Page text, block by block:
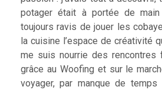
potager était à portée de
toujours ravis de jouer les
la cuisine l’espace de créativité
me suis nourrie des rencontres
grâce au Woofing et sur le
voyager, par manque de